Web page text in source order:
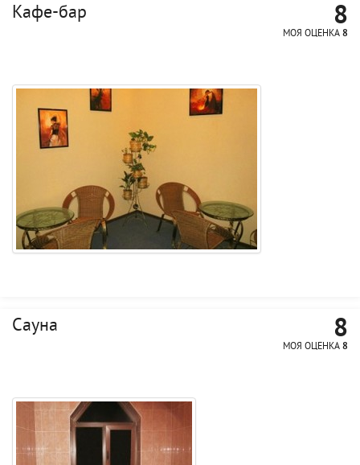
Кафе-бар 8
МОЯ ОЦЕНКА 8
Сауна 8
МОЯ ОЦЕНКА 8